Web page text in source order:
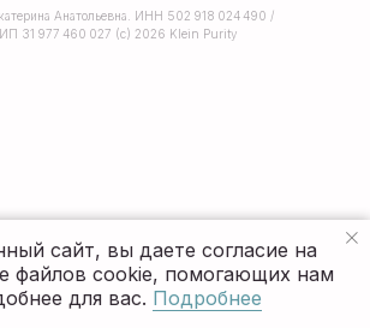
Анатольевна. ИНН 502 918 024 490 /
31 977 460 027 (c) 2026 Klein Purity
сайт, вы даете согласие на
файлов cookie, помогающих нам
для вас. Подробнее